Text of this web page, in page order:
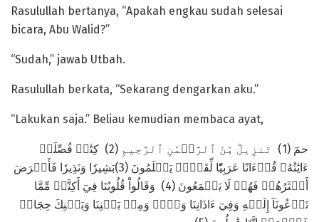
Rasulullah bertanya, “Apakah engkau sudah selesai
bicara, Abu Walid?”
“Sudah,” jawab Utbah.
Rasulullah berkata, “Sekarang dengarkan aku.”
“Lakukan saja.” Beliau kemudian membaca ayat,
حمٓ (1) تَنزِيلٞ مِّنَ ٱلرَّحۡمَٰنِ ٱلرَّحِيمِ (2) كِتَٰبٞ فُصِّلَتۡ
ءَايَٰتُهُۥ قُرۡءَانًا عَرَبِيّٗا لِّقَوۡمٖ يَعۡلَمُونَ (3)بَشِيرٗا وَنَذِيرٗا فَأَعۡرَضَ
أَكۡثَرُهُمۡ فَهُمۡ لَا يَسۡمَعُونَ (4) وَقَالُواْ قُلُوبُنَا فِيٓ أَكِنَّةٖ مِّمَّا
تَدۡعُونَآ إِلَيۡهِ وَفِيٓ ءَاذَانِنَا وَقۡرٞ وَمِنۢ بَيۡنِنَا وَبَيۡنِكَ حِجَابٞ